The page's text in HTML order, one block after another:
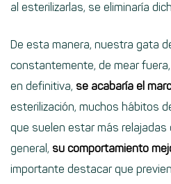
al esterilizarlas, se eliminaría
De esta manera, nuestra gata
constantemente, de mear
en definitiva, se acabaría el
esterilización, muchos hábitos
que suelen estar más relajadas
general, su comportamiento
importante destacar que